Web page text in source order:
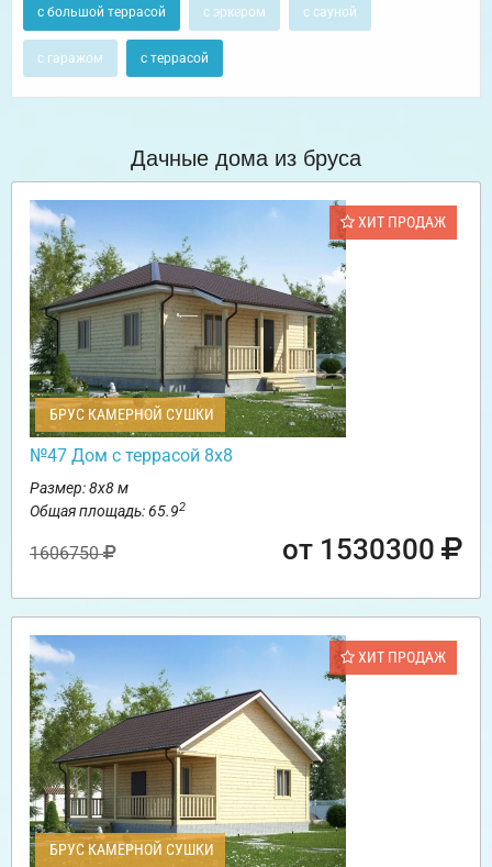
с большой террасой с эркером с сауной
с гаражом с террасой
Дачные дома из бруса
ХИТ ПРОДАЖ
БРУС КАМЕРНОЙ СУШКИ
№47 Дом с террасой 8х8
Размер: 8х8 м
Общая площадь: 65.92
1606750 от 1530300
ХИТ ПРОДАЖ
БРУС КАМЕРНОЙ СУШКИ